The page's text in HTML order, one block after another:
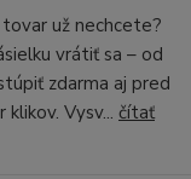
už nechcete?
vrátiť sa – od
zdarma aj pred
Vysv... čítať